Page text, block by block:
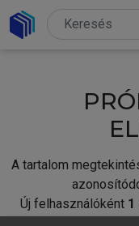
A tartalom
Új felhasználóként 1